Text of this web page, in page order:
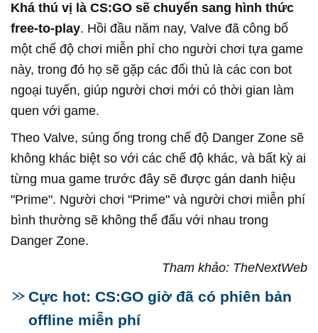
Khá thú vị là CS:GO sẽ chuyển sang hình thức
free-to-play. Hồi đầu năm nay, Valve đã công bố
một chế độ chơi miễn phí cho người chơi tựa game
này, trong đó họ sẽ gặp các đối thủ là các con bot
ngoại tuyến, giúp người chơi mới có thời gian làm
quen với game.
Theo Valve, súng ống trong chế độ Danger Zone sẽ
không khác biệt so với các chế độ khác, và bất kỳ ai
từng mua game trước đây sẽ được gán danh hiệu
"Prime". Người chơi "Prime" và người chơi miễn phí
bình thường sẽ không thể đấu với nhau trong
Danger Zone.
Tham khảo: TheNextWeb
Cực hot: CS:GO giờ đã có phiên bản
offline miễn phí